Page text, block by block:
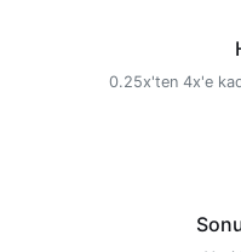
0.25x'ten 4x'e